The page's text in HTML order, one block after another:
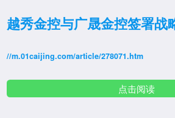
越秀金控与广晟金控签署战
//m.01caijing.com/article/278071.htm
点击阅读